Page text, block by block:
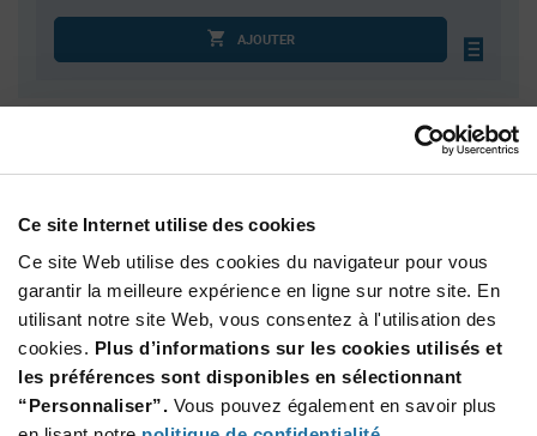
Ce site Internet utilise des cookies
Ce site Web utilise des cookies du navigateur pour vous
garantir la meilleure expérience en ligne sur notre site. En
utilisant notre site Web, vous consentez à l'utilisation des
cookies. Plus d’informations sur les cookies utilisés et
les préférences sont disponibles en sélectionnant
“Personnaliser”. Vous pouvez également en savoir plus
AJOUTER
15
$7.09
$7.05
100
$6.98
200+
$6.90
Product
Variant
Information
Emballages disponibles